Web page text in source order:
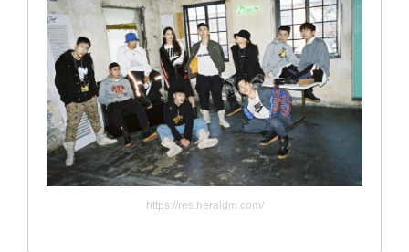
https://res.heraldm.com/